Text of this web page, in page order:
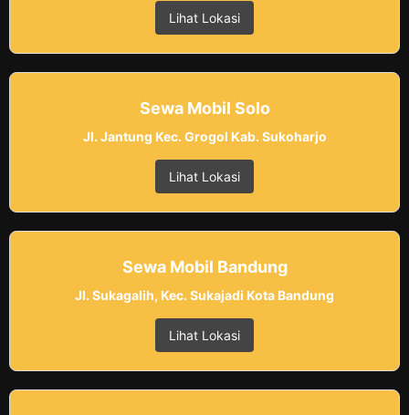
Lihat Lokasi
Sewa Mobil Solo
Jl. Jantung Kec. Grogol Kab. Sukoharjo
Lihat Lokasi
Sewa Mobil Bandung
Jl. Sukagalih, Kec. Sukajadi Kota Bandung
Lihat Lokasi